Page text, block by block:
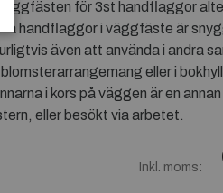
för 3st handflaggor
handflaggor i väggfäste är
även att använda i andra
eller i
i kors på väggen är en
eller besökt via arbetet.
Inkl. moms: